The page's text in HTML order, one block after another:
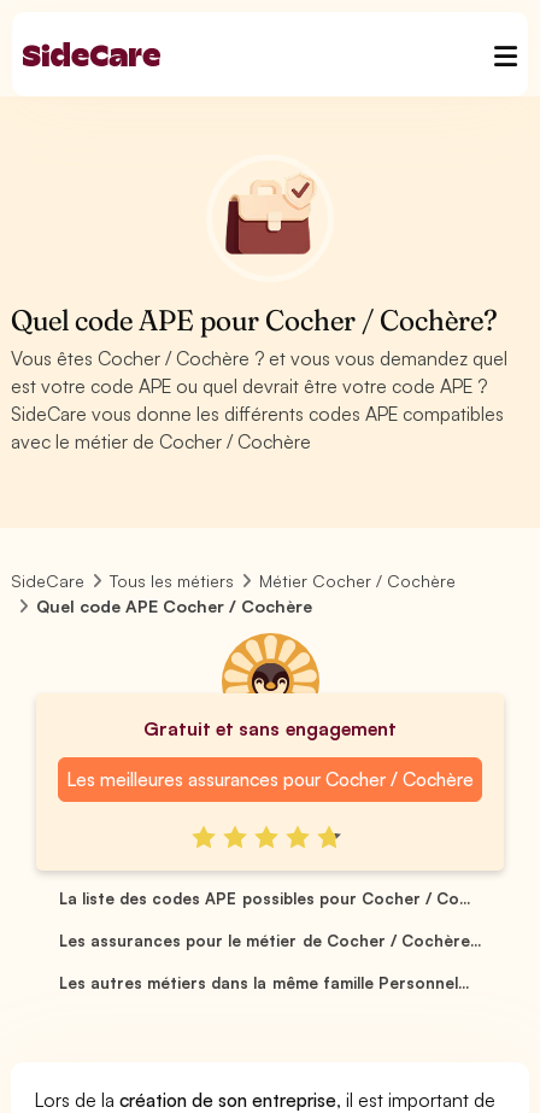
Quel code APE pour Cocher / Cochère?
Vous êtes Cocher / Cochère ? et vous vous demandez quel
est votre code APE ou quel devrait être votre code APE ?
SideCare vous donne les différents codes APE compatibles
avec le métier de Cocher / Cochère
SideCare Tous les métiers
Métier Cocher / Cochère
Quel code APE Cocher / Cochère
Gratuit et sans engagement
Les meilleures assurances pour Cocher / Cochère
La liste des codes APE possibles pour Cocher / Co...
Les assurances pour le métier de Cocher / Cochère...
Les autres métiers dans la même famille Personnel...
Lors de lacréation de son entreprise, il est important de